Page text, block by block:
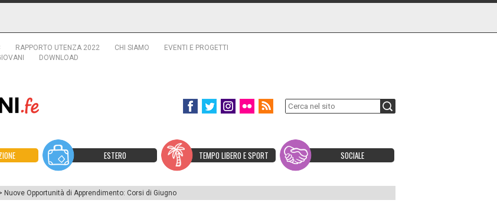
RAPPORTO UTENZA 2022 CHI SIAMO
EVENTI E PROGETTI
DOWNLOAD
ESTERO TEMPO LIBERO E SPORT SOCIALE
Nuove Opportunità di Apprendimento: Corsi di Giugno